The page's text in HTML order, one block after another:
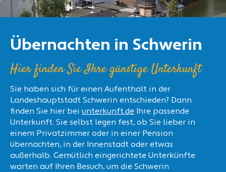
Übernachten in Schwerin
Hier finden Sie Ihre günstige Unterkunft
Sie haben sich für einen Aufenthalt in der
Landeshauptstadt Schwerin entschieden? Dann
finden Sie hier bei unterkunft.de Ihre passende
Unterkunft. Sie selbst legen fest, ob Sie lieber in
einem Privatzimmer oder in einer Pension
übernachten, in der Innenstadt oder etwas
außerhalb. Gemütlich eingerichtete Unterkünfte
warten auf Ihren Besuch, um die Schwerin